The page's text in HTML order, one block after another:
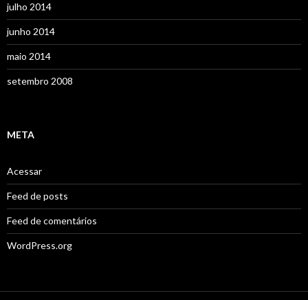
julho 2014
junho 2014
maio 2014
setembro 2008
META
Acessar
Feed de posts
Feed de comentários
WordPress.org